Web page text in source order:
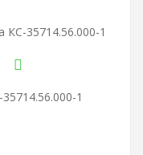
1